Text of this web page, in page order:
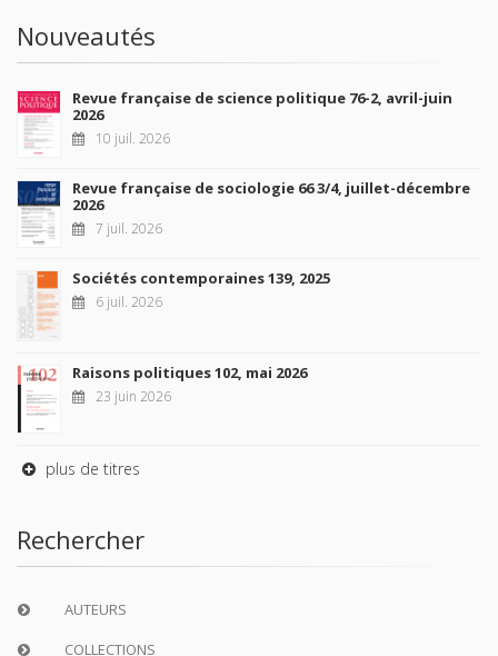
Nouveautés
Revue française de science politique 76-2, avril-juin
2026
10 juil. 2026
Revue française de sociologie 66 3/4, juillet-décembre
2026
7 juil. 2026
Sociétés contemporaines 139, 2025
6 juil. 2026
Raisons politiques 102, mai 2026
23 juin 2026
plus de titres
Rechercher
AUTEURS
COLLECTIONS